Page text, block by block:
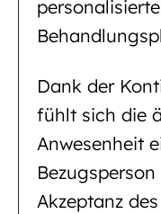
Dank der
fühlt sich die
Anwesenheit
Akzeptanz